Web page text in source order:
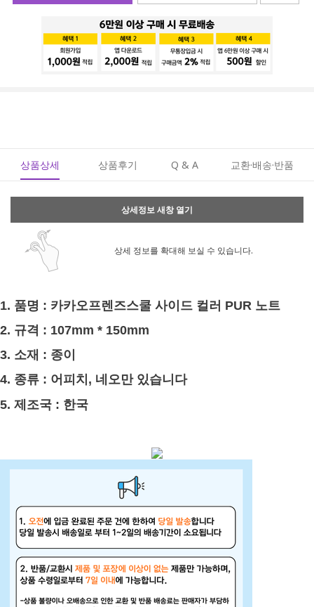
상품상세 상품후기 Q & A 교환·배송·반품
상세정보 새창 열기
상세 정보를 확대해 보실 수 있습니다.
1. 품명 : 카카오프렌즈스쿨 사이드 컬러 PUR 노트
2. 규격 : 107mm * 150mm
3. 소재 : 종이
4. 종류 : 어피치, 네오만 있습니다
5. 제조국 : 한국